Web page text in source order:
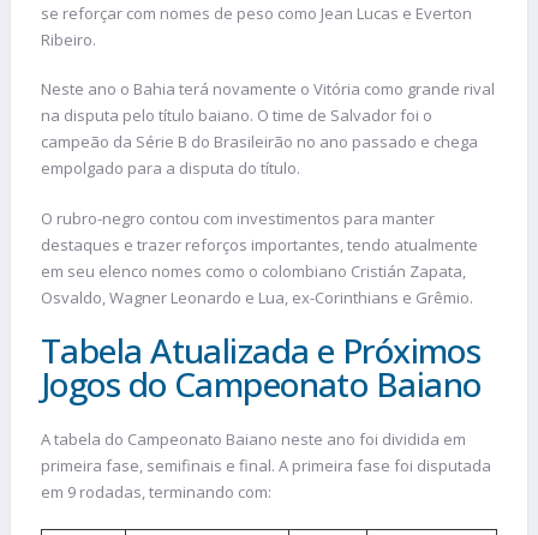
se reforçar com nomes de peso como Jean Lucas e Everton
Ribeiro.
Neste ano o Bahia terá novamente o Vitória como grande rival
na disputa pelo título baiano. O time de Salvador foi o
campeão da Série B do Brasileirão no ano passado e chega
empolgado para a disputa do título.
O rubro-negro contou com investimentos para manter
destaques e trazer reforços importantes, tendo atualmente
em seu elenco nomes como o colombiano Cristián Zapata,
Osvaldo, Wagner Leonardo e Lua, ex-Corinthians e Grêmio.
Tabela Atualizada e Próximos
Jogos do Campeonato Baiano
A tabela do Campeonato Baiano neste ano foi dividida em
primeira fase, semifinais e final. A primeira fase foi disputada
em 9 rodadas, terminando com: